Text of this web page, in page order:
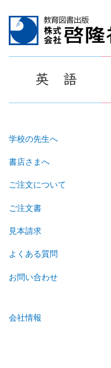
学校の先生へ
書店さまへ
ご注文について
ご注文書
見本請求
よくある質問
お問い合わせ
会社情報